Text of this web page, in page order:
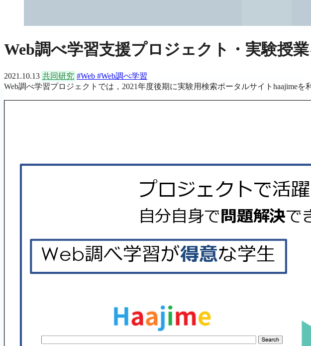
Web調べ学習支援プロジェクト・実験授
2021.10.13 共同研究 #Web #Web調べ学習
Web調べ学習プロジェクトでは，2021年度後期に実験用検索ポータルサイトhaajimeを